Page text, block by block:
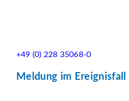
+49 (0) 228 35068-0
Meldung im Ereignisfall